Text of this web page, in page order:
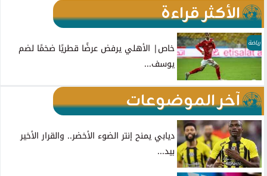
الأكثر قراءة
رياضة
خاص| الأهلي يرفض عرضًا قطريًا ضخمًا لضم
يوسف...
آخر الموضوعات
ديابي يمنح إنتر الضوء الأخضر.. والقرار الأخير
بيد...